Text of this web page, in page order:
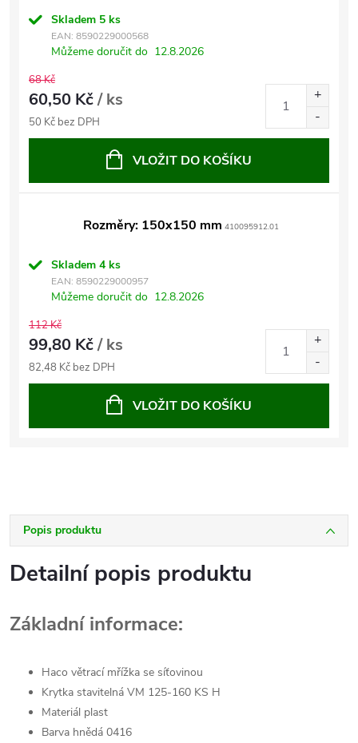
Skladem 5 ks
EAN: 8590229000568
Můžeme doručit do 12.8.2026
68 Kč
60,50 Kč/ ks
50 Kč bez DPH
VLOŽIT DO KOŠÍKU
Rozměry: 150x150 mm 410095912.01
Skladem 4 ks
EAN: 8590229000957
Můžeme doručit do 12.8.2026
112 Kč
99,80 Kč/ ks
82,48 Kč bez DPH
VLOŽIT DO KOŠÍKU
Popis produktu
Detailní popis produktu
Základní informace:
Haco větrací mřížka se síťovinou
Krytka stavitelná VM 125-160 KS H
Materiál plast
Barva hnědá 0416